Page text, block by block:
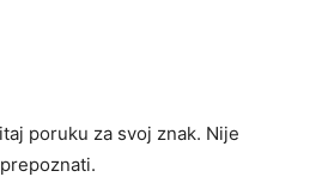
poruku za svoj znak. Nije